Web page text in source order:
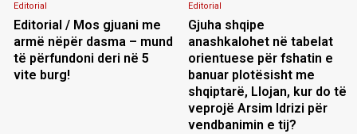
Editorial
Editorial / Mos gjuani me
armë nëpër dasma – mund
të përfundoni deri në 5
vite burg!
Editorial
Gjuha shqipe
anashkalohet në tabelat
orientuese për fshatin e
banuar plotësisht me
shqiptarë, Llojan, kur do të
veprojë Arsim Idrizi për
vendbanimin e tij?